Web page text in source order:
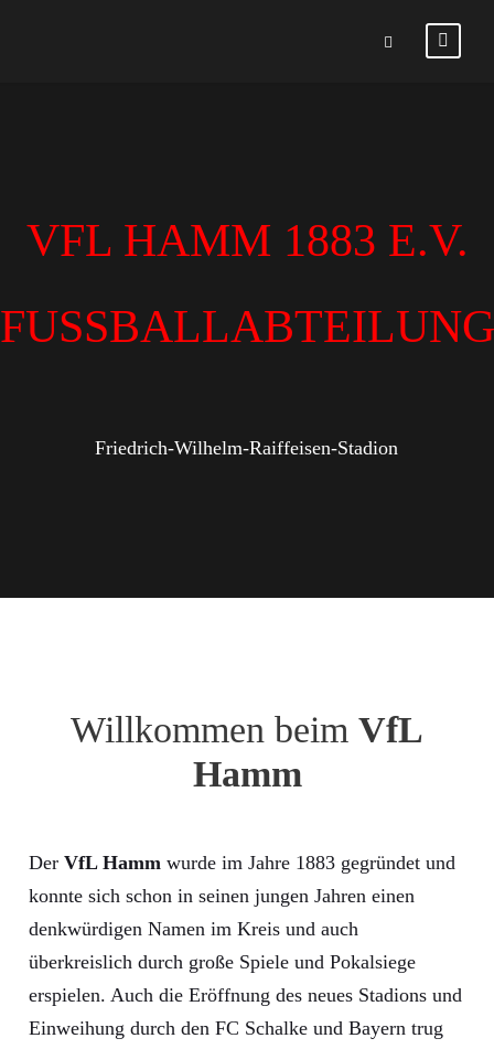
VFL HAMM 1883 E.V.
FUSSBALLABTEILUNG
Friedrich-Wilhelm-Raiffeisen-Stadion
Willkommen beim VfL
Hamm
Der VfL Hamm wurde im Jahre 1883 gegründet und
konnte sich schon in seinen jungen Jahren einen
denkwürdigen Namen im Kreis und auch
überkreislich durch große Spiele und Pokalsiege
erspielen. Auch die Eröffnung des neues Stadions und
Einweihung durch den FC Schalke und Bayern trug